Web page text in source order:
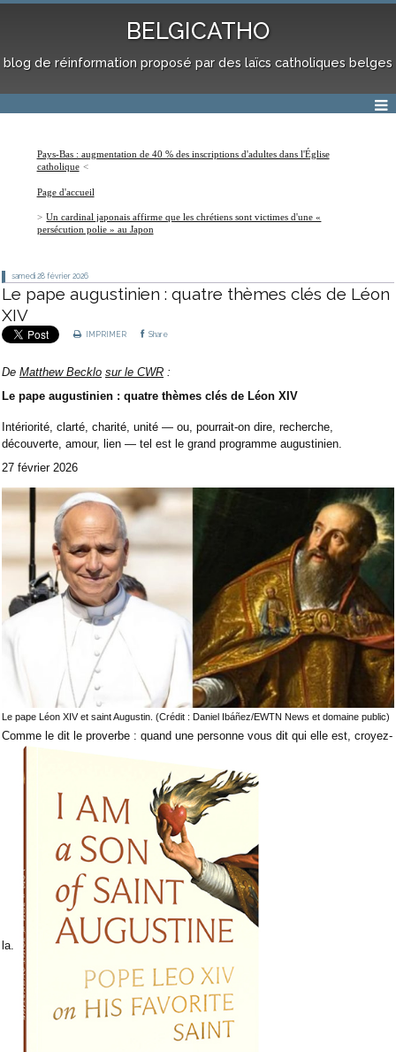
BELGICATHO
blog de réinformation proposé par des laïcs catholiques belges
Pays-Bas : augmentation de 40 % des inscriptions d'adultes dans l'Église
catholique
Page d'accueil
Un cardinal japonais affirme que les chrétiens sont victimes d'une «
persécution polie » au Japon
samedi 28 février 2026
Le pape augustinien : quatre thèmes clés de Léon
XIV
IMPRIMER Share
De Matthew Becklo sur le CWR :
Le pape augustinien : quatre thèmes clés de Léon XIV
Intériorité, clarté, charité, unité — ou, pourrait-on dire, recherche,
découverte, amour, lien — tel est le grand programme augustinien.
27 février 2026
Le pape Léon XIV et saint Augustin. (Crédit : Daniel Ibáñez/EWTN News et domaine public)
Comme le dit le proverbe : quand une personne vous dit qui elle est, croyez-
la.